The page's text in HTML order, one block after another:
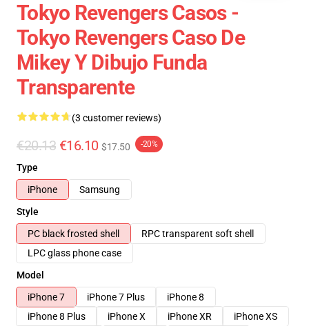
Tokyo Revengers Casos -
Tokyo Revengers Caso De
Mikey Y Dibujo Funda
Transparente
(3 customer reviews)
€20.13 €16.10 $17.50 -20%
Type
iPhone
Samsung
Style
PC black frosted shell
RPC transparent soft shell
LPC glass phone case
Model
iPhone 7
iPhone 7 Plus
iPhone 8
iPhone 8 Plus
iPhone X iPhone XR
iPhone XS